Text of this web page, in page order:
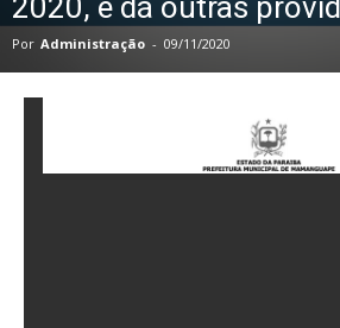
2020, e dá outras
Por Administração - 09/11/2020